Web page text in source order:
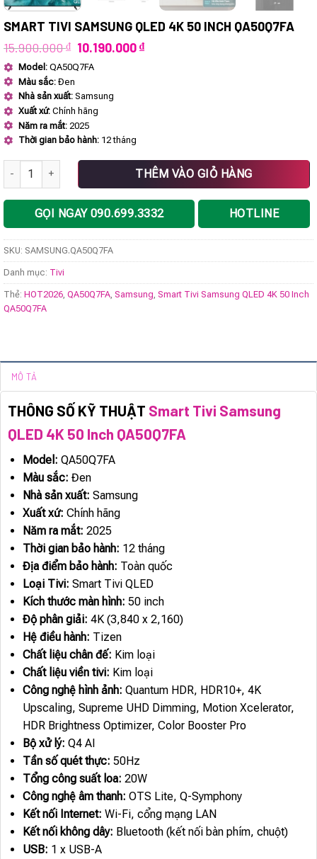
SMART TIVI SAMSUNG QLED 4K 50 INCH QA50Q7FA
15.900.000₫ Giá
là:
10.190.000₫Giá
Model: QA50Q7FA
Màu sắc: Đen
Nhà sản xuất: Samsung
Xuất xứ: Chính hãng
Năm ra mắt: 2025
Thời gian bảo hành: 12 tháng
Smart Tivi Samsung QLED 4K 50 Inch QA50Q7FA số lượng
THÊM VÀO GIỎ HÀNG
GỌI NGAY 090.699.3332 HOTLINE
SKU: SAMSUNG.QA50Q7FA
Danh mục: Tivi
Thẻ: HOT2026 QA50Q7FA Samsung Smart Tivi Samsung QLED 4K 50 Inch
QA50Q7FA
MÔ TẢ
THÔNG SỐ KỸ THUẬT Smart Tivi Samsung
QLED 4K 50 Inch QA50Q7FA
Model: QA50Q7FA
Màu sắc: Đen
Nhà sản xuất: Samsung
Xuất xứ: Chính hãng
Năm ra mắt: 2025
Thời gian bảo hành: 12 tháng
Địa điểm bảo hành: Toàn quốc
Loại Tivi: Smart Tivi QLED
Kích thước màn hình: 50 inch
Độ phân giải: 4K (3,840 x 2,160)
Hệ điều hành: Tizen
Chất liệu chân đế: Kim loại
Chất liệu viền tivi: Kim loại
Công nghệ hình ảnh: Quantum HDR, HDR10+, 4K
Upscaling, Supreme UHD Dimming, Motion Xcelerator,
HDR Brightness Optimizer, Color Booster Pro
Bộ xử lý: Q4 AI
Tần số quét thực: 50Hz
Tổng công suất loa: 20W
Công nghệ âm thanh: OTS Lite, Q-Symphony
Kết nối Internet: Wi-Fi, cổng mạng LAN
Kết nối không dây: Bluetooth (kết nối bàn phím, chuột)
USB: 1 x USB-A